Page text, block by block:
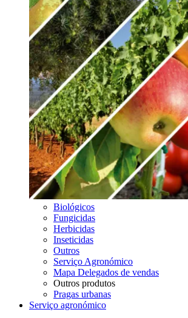
Biológicos
Fungicidas
Herbicidas
Inseticidas
Outros
Serviço Agronómico
Mapa Delegados de vendas
Outros produtos
Pragas urbanas
Serviço agronómico